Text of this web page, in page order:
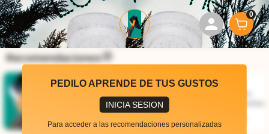
0
PEDILO APRENDE DE TUS GUSTOS
INICIA SESION
Para acceder a las recomendaciones personalizadas
Recomendaciones
Zapatillas
Importadas Zoom
brasil calidad premiun
32000
Zapatillas
32000